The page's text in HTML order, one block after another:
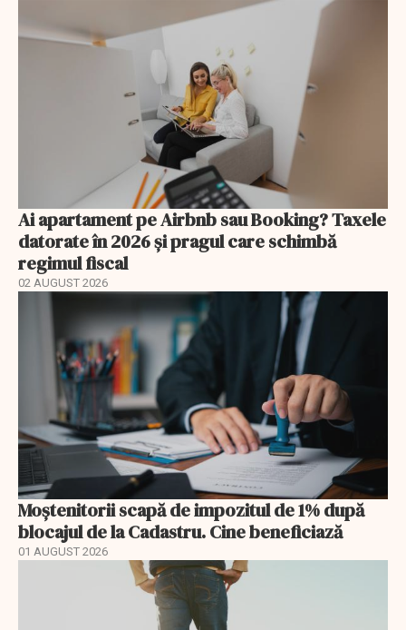
Ai apartament pe Airbnb sau Booking? Taxele
datorate în 2026 și pragul care schimbă
regimul fiscal
02 AUGUST 2026
Moștenitorii scapă de impozitul de 1% după
blocajul de la Cadastru. Cine beneficiază
01 AUGUST 2026